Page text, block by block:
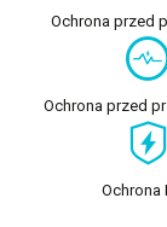
Ochrona przed
Ochrona przed
Ochrona